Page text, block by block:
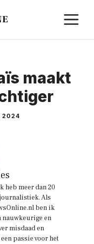
maakt
2024
heb meer dan 20
Als
ben ik
nauwkeurige en
misdaad en
passie voor het